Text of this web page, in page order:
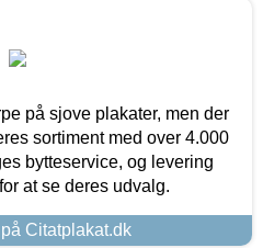
på sjove plakater, men der
sortiment med over 4.000
bytteservice, og levering
at se deres udvalg.
Citatplakat.dk